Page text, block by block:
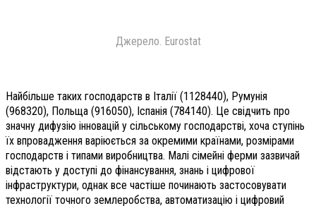
Джерело. Eurostat
Найбільше таких господарств в Італії (1128440), Румунія
(968320), Польща (916050), Іспанія (784140). Це свідчить про
значну дифузію інновацій у сільському господарстві, хоча ступінь
їх впровадження варіюється за окремими країнами, розмірами
господарств і типами виробництва. Малі сімейні ферми зазвичай
відстають у доступі до фінансування, знань і цифрової
інфраструктури, однак все частіше починають застосовувати
технології точного землеробства, автоматизацію і цифровий